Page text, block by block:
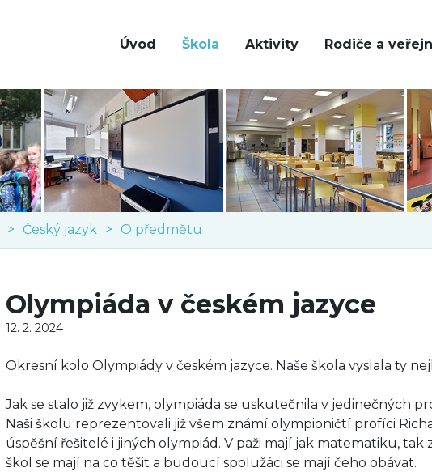
Úvod Škola Aktivity Rodiče a
Český jazyk O předmětu
Olympiáda v českém jazyce
12. 2. 2024
Okresní kolo Olympiády v českém jazyce. Naše škola vyslala ty
Jak se stalo již zvykem, olympiáda se uskutečnila v jedinečných
Naši školu reprezentovali již všem známí olympioničtí profíci
úspěšní řešitelé i jiných olympiád. V paži mají jak matematiku, tak
škol se mají na co těšit a budoucí spolužáci se mají čeho obávat.